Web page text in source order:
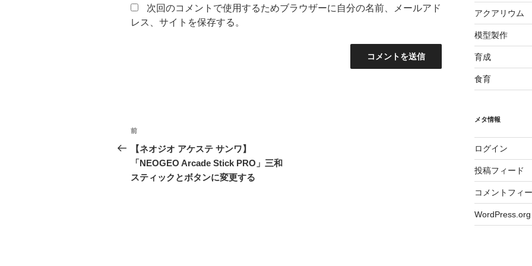
次回のコメントで使用するためブラウザーに自分の名前、メールアド
レス、サイトを保存する。
投
稿
ナ
前
の
投
稿
前
【ネオジオ アケステ サンワ】
「NEOGEO Arcade Stick PRO」三和
スティックとボタンに変更する
アクアリウム
模型製作
育成
食育
メタ情報
ログイン
投稿フィード
コメントフィ
WordPress.org